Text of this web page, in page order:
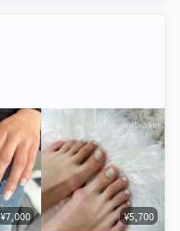
¥7,000 ¥5,700